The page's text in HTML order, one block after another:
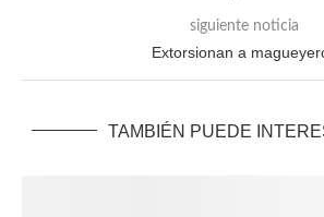
siguiente noticia
Extorsionan a
TAMBIÉN PUEDE